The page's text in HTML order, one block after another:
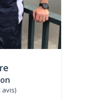
avis)